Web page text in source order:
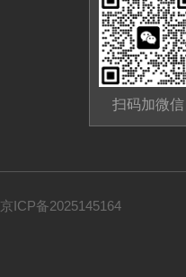
扫码加微信
京ICP备2025145164